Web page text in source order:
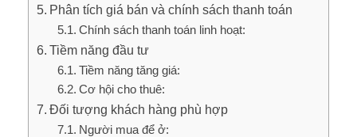
Phân tích giá bán và chính sách thanh toán
Chính sách thanh toán linh hoạt:
Tiềm năng đầu tư
Tiềm năng tăng giá:
Cơ hội cho thuê:
Đối tượng khách hàng phù hợp
Người mua để ở: